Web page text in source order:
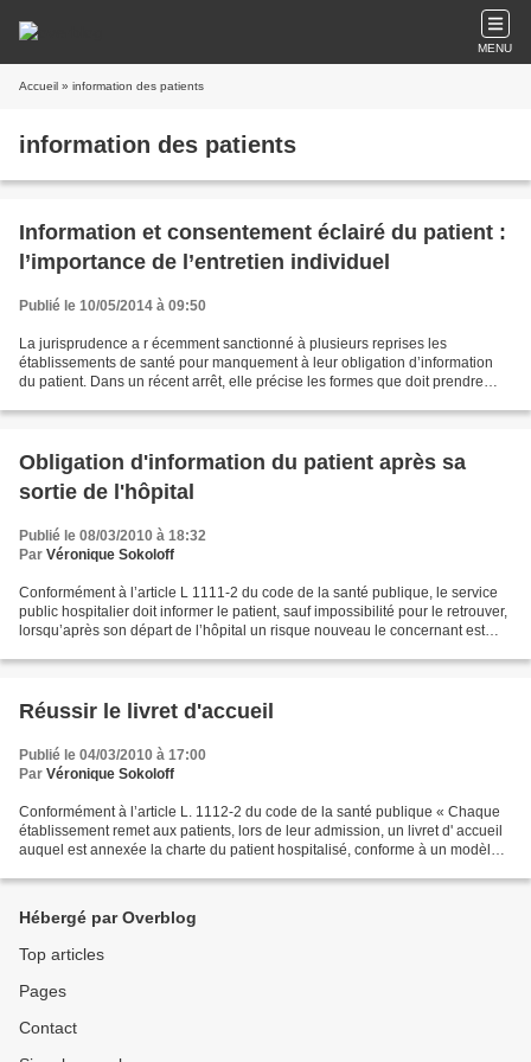
MENU
Accueil » information des patients
information des patients
Information et consentement éclairé du patient :
l’importance de l’entretien individuel
Publié le 10/05/2014 à 09:50
La jurisprudence a r écemment sanctionné à plusieurs reprises les
établissements de santé pour manquement à leur obligation d’information
du patient. Dans un récent arrêt, elle précise les formes que doit prendre
Obligation d'information du patient après sa
sortie de l'hôpital
Publié le 08/03/2010 à 18:32
Par Véronique Sokoloff
Conformément à l’article L 1111-2 du code de la santé publique, le service
public hospitalier doit informer le patient, sauf impossibilité pour le retrouver,
lorsqu’après son départ de l’hôpital un risque nouveau le concernant est
Réussir le livret d'accueil
Publié le 04/03/2010 à 17:00
Par Véronique Sokoloff
Conformément à l’article L. 1112-2 du code de la santé publique « Chaque
établissement remet aux patients, lors de leur admission, un livret d' accueil
auquel est annexée la charte du patient hospitalisé, conforme à un modèle
Hébergé par Overblog
Top articles
Pages
Contact